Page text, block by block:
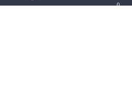
0